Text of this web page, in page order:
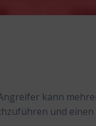
kann
und